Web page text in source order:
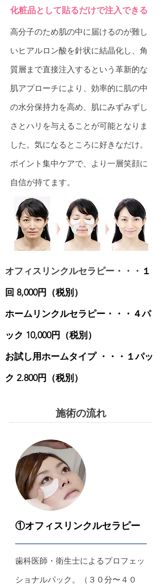
化粧品として貼るだけで注入できる
高分子のため肌の中に届けるのが難し
いヒアルロン酸を針状に結晶化し、角
質層まで直接注入するという革新的な
肌アプローチにより、効率的に肌の中
の水分保持力を高め、肌にみずみずし
さとハリを与えることが可能となりま
した。気になるところに好きなだけ。
ポイント集中ケアで、より一層笑顔に
自信が持てます。
オフィスリンクルセラピー・・・ １
回 8,000円（税別）
ホームリンクルセラピー・・・４パ
ック 10,000円（税別）
お試し用ホームタイプ ・・・１パッ
ク 2.800円（税別）
施術の流れ
①オフィスリンクルセラピー
歯科医師・衛生士によるプロフェッ
ショナルパック。（３０分〜４０